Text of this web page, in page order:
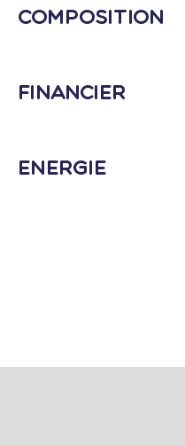
Composition
Financier
Energie